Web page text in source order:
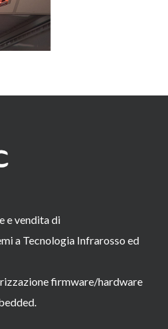
e vendita di
a Tecnologia Infrarosso ed
firmware/hardware